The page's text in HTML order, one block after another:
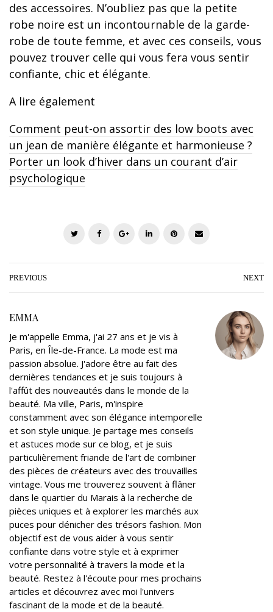
des accessoires. N’oubliez pas que la petite
robe noire est un incontournable de la garde-
robe de toute femme, et avec ces conseils, vous
pouvez trouver celle qui vous fera vous sentir
confiante, chic et élégante.
A lire également
Comment peut-on assortir des low boots avec
un jean de manière élégante et harmonieuse ?
Porter un look d’hiver dans un courant d’air
psychologique
i
t
c
b
k
o
l
n
e
n
n
e
a
l
PREVIOUS NEXT
EMMA
Je m'appelle Emma, j'ai 27 ans et je vis à
Paris, en Île-de-France. La mode est ma
passion absolue. J'adore être au fait des
dernières tendances et je suis toujours à
l'affût des nouveautés dans le monde de la
beauté. Ma ville, Paris, m'inspire
constamment avec son élégance intemporelle
et son style unique. Je partage mes conseils
et astuces mode sur ce blog, et je suis
particulièrement friande de l'art de combiner
des pièces de créateurs avec des trouvailles
vintage. Vous me trouverez souvent à flâner
dans le quartier du Marais à la recherche de
pièces uniques et à explorer les marchés aux
puces pour dénicher des trésors fashion. Mon
objectif est de vous aider à vous sentir
confiante dans votre style et à exprimer
votre personnalité à travers la mode et la
beauté. Restez à l'écoute pour mes prochains
articles et découvrez avec moi l'univers
fascinant de la mode et de la beauté.